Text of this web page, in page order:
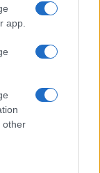
app.
other
Policy